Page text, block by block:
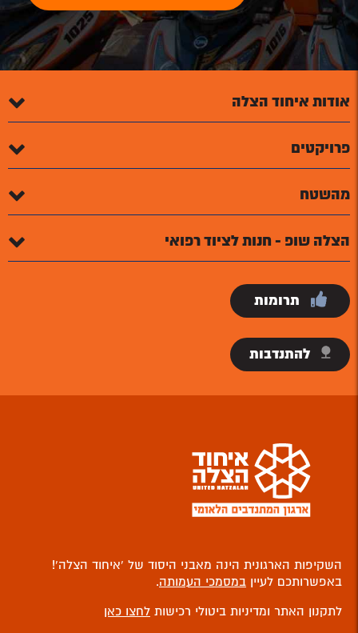
אודות איחוד הצלה
פרויקטים
מהשטח
הצלה שופ - חנות לציוד רפואי
תרומות
להתנדבות
השקיפות הארגונית הינה מאבני היסוד של ‘איחוד הצלה’!
באפשרותכם לעיין במסמכי העמותה.
לתקנון האתר ומדיניות ביטולי רכישות לחצו כאן